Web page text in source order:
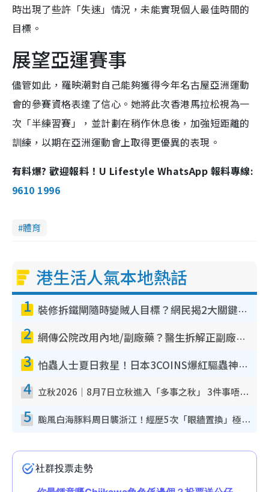
時出現了些許「失速」情況，未能實現個人最佳時間的
目標。
展望亞運賽事
儘管如此，羅映潮對自己能夠獲得今年名古屋亞洲運動
會的參賽資格表達了信心。她將此次香港馬拉松視為一
次「半練習賽」，並計劃在稍作休息後，加強短距離的
訓練，以期在亞洲運動會上取得更優異的表現。
有料爆? 歡迎報料！U Lifestyle WhatsApp 報料專線:
9610 1996
體育
港生活人氣本地熱話
1 裝修拆鐵閘隨時變賊人目標？網民揭2大關鍵用途：裝新式等於白裝？附新舊鐵閘分別
2 網傳公院改用內地/副廠藥？醫生拆解正副廠分別 揭4類人換藥隨時出事
3 怕蟲人士夏日救星！日本3COINS爆紅驅蟲神器$45起 1招「全程免觸碰」輕鬆搞定小強
4 立秋2026｜8月7日立秋進入「多事之秋」 3件事唔做得！專家教6招開運 清枱頭／銀包納氣接好運
5 颱風白海豚料周日襲浙江！經歷5次「眼牆置換」極罕見 成登陸內地最長途颱風